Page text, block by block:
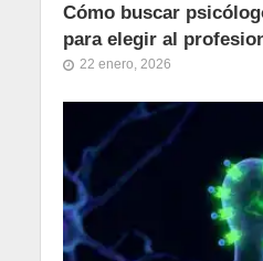
Cómo buscar
para elegir al
22 enero, 2026